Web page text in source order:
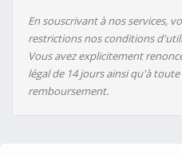
En souscrivant à nos services,
restrictions nos conditions
Vous avez explicitement
légal de 14 jours ainsi qu'à
remboursement.